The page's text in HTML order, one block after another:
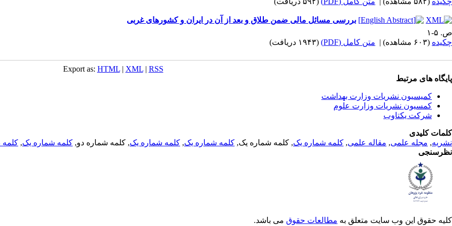
بررسی مسائل مالی ضمن طلاق و بعد از آن در ایران و کشورهای غربی
ص. ۵-۱
چکیده (۶۰۳ مشاهده) | متن کامل (PDF) (۱۹۴۳ دریافت)
Export as: HTML| XML| RSS
پایگاه های مرتبط
کمیسیون نشریات وزارت بهداشت
کمسیون نشریات وزارت علوم
شرکت یکتاوب
کلمات کلیدی
نشریه, مجله علمی, مقاله علمی, کلمه شماره یک, کلمه شماره یک, کلمه شماره یک, کلمه شماره یک, کلمه شماره دو, کلمه شماره یک, کلمه
نظرسنجی
کلیه حقوق این وب سایت متعلق به مطالعات حقوق می باشد.